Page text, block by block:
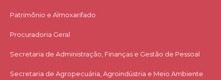
Patrimônio e Almoxarifado
Procuradoria Geral
Secretaria de Administração, Finanças e Gestão de Pessoal
Secretaria de Agropecuária, Agroindústria e Meio Ambiente